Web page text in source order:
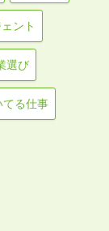
ント
選び
てる仕事